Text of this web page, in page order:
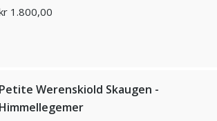
1.800,00
Petite Werenskiold Skaugen -
Himmellegemer